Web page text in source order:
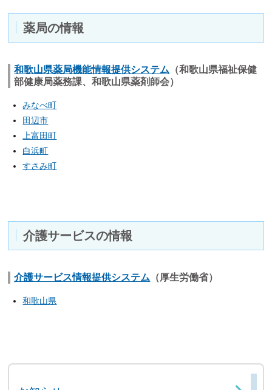
薬局の情報
和歌山県薬局機能情報提供システム （和歌山県福祉保健
部健康局薬務課、和歌山県薬剤師会）
みなべ町
田辺市
上富田町
白浜町
すさみ町
介護サービスの情報
介護サービス情報提供システム （厚生労働省）
和歌山県